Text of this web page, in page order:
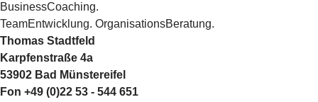
BusinessCoaching.
TeamEntwicklung. OrganisationsBeratung.
Thomas Stadtfeld
Karpfenstraße 4a
53902 Bad Münstereifel
Fon +49 (0)22 53 - 544 651